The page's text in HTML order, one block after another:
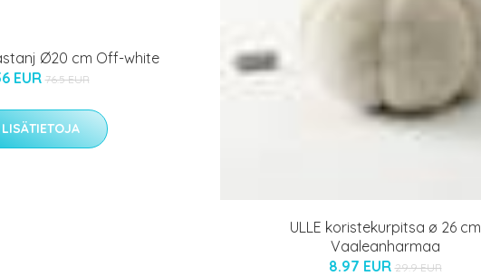
Ø20 cm Off-white
EUR 76.5 EUR
LISÄTIETOJA
ULLE koristekurpitsa ø 26 cm
Vaaleanharmaa
8.97 EUR 29.9 EUR